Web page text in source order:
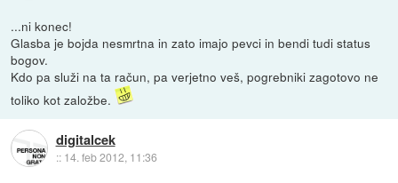
...ni konec!
Glasba je bojda nesmrtna in zato imajo pevci in bendi tudi status
bogov.
Kdo pa služi na ta račun, pa verjetno veš, pogrebniki zagotovo ne
toliko kot založbe.
digitalcek
:: 14. feb 2012, 11:36